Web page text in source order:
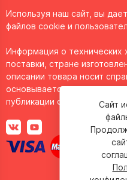
Используя наш сайт, вы
файлов cookie и
Информация о технических
поставки, стране
описании товара носит
основывается на
публикации сведениях.Сайт